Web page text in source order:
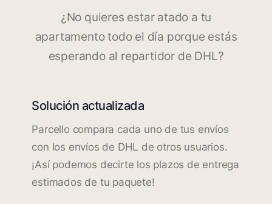
¿No quieres estar atado a tu
apartamento todo el día porque estás
esperando al repartidor de DHL?
Solución actualizada
Parcello compara cada uno de tus envíos
con los envíos de DHL de otros usuarios.
¡Así podemos decirte los plazos de entrega
estimados de tu paquete!